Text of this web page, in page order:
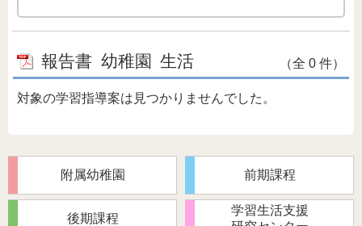
報告書 幼稚園 生活 （全 0 件）
対象の学習指導案は見つかりませんでした。
附属幼稚園 前期課程
後期課程
学習生活支援